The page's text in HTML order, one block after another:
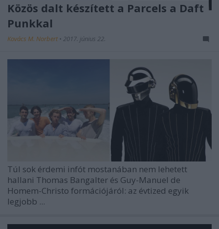
Közös dalt készített a Parcels a Daft
Punkkal
Kovács M. Norbert • 2017. június 22.
Túl sok érdemi infót mostanában nem lehetett
hallani Thomas Bangalter és Guy-Manuel de
Homem-Christo formációjáról: az évtized egyik
legjobb ...